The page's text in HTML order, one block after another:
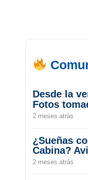
Desde la
Fotos
2 meses atrás
¿Sueñas
Cabina?
2 meses atrás